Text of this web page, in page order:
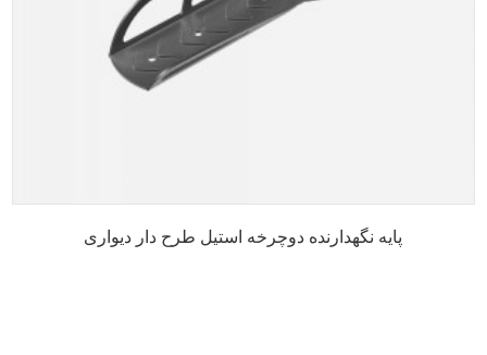
پایه نگهدارنده دوچرخه استیل طرح دار دیواری